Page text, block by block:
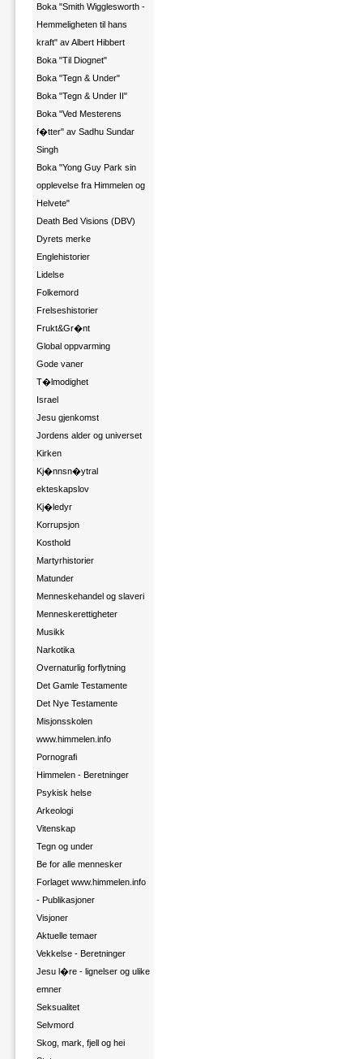
Boka "Smith Wigglesworth -
Hemmeligheten til hans
kraft" av Albert Hibbert
Boka "Til Diognet"
Boka "Tegn & Under"
Boka "Tegn & Under II"
Boka "Ved Mesterens
f�tter" av Sadhu Sundar
Singh
Boka "Yong Guy Park sin
opplevelse fra Himmelen og
Helvete"
Death Bed Visions (DBV)
Dyrets merke
Englehistorier
Lidelse
Folkemord
Frelseshistorier
Frukt&Gr�nt
Global oppvarming
Gode vaner
T�lmodighet
Israel
Jesu gjenkomst
Jordens alder og universet
Kirken
Kj�nnsn�ytral
ekteskapslov
Kj�ledyr
Korrupsjon
Kosthold
Martyrhistorier
Matunder
Menneskehandel og slaveri
Menneskerettigheter
Musikk
Narkotika
Overnaturlig forflytning
Det Gamle Testamente
Det Nye Testamente
Misjonsskolen
www.himmelen.info
Pornografi
Himmelen - Beretninger
Psykisk helse
Arkeologi
Vitenskap
Tegn og under
Be for alle mennesker
Forlaget www.himmelen.info
- Publikasjoner
Visjoner
Aktuelle temaer
Vekkelse - Beretninger
Jesu l�re - lignelser og ulike
emner
Seksualitet
Selvmord
Skog, mark, fjell og hei